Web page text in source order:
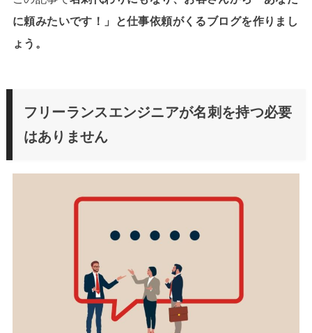
に頼みたいです！」と仕事依頼がくるブログを作りまし
ょう。
フリーランスエンジニアが名刺を持つ必要
はありません